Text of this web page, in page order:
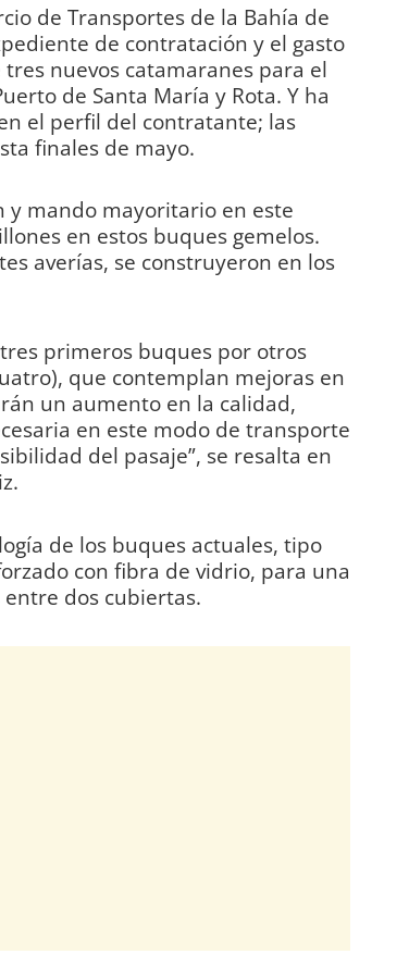
de Transportes de la Bahía de
de contratación y el gasto
nuevos catamaranes para el
de Santa María y Rota. Y ha
el perfil del contratante; las
finales de mayo.
y mando mayoritario en este
en estos buques gemelos.
averías, se construyeron en los
primeros buques por otros
que contemplan mejoras en
un aumento en la calidad,
en este modo de transporte
del pasaje”, se resalta en
de los buques actuales, tipo
con fibra de vidrio, para una
dos cubiertas.